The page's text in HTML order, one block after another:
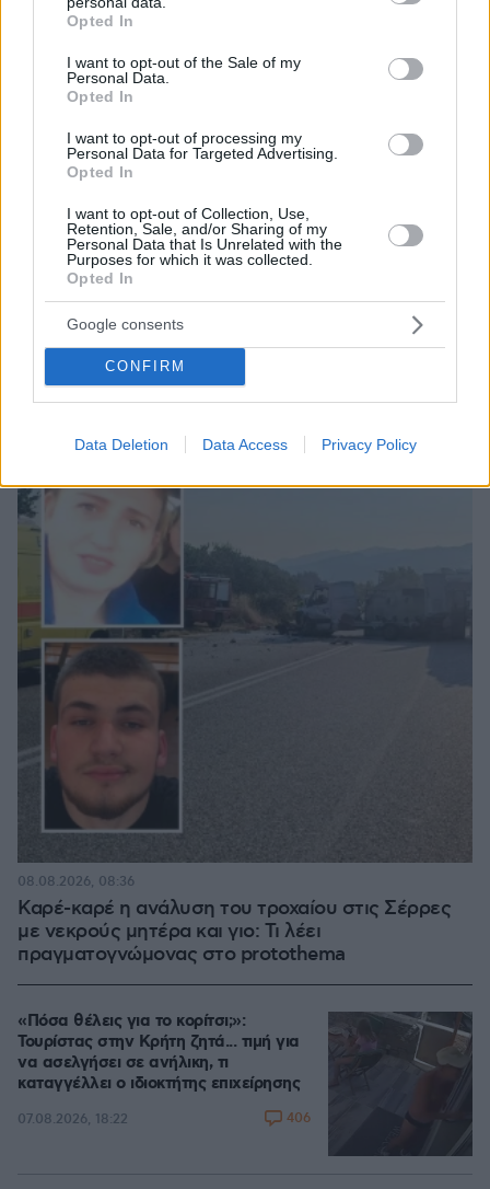
grant or deny consent to Google and its third-party tags to
use your data for below specified purposes in below Google
consent section.
Opted In
I want to opt-out of the Sale of my
Personal Data.
Opted In
I want to opt-out of processing my
Personal Data for Targeted Advertising.
Opted In
I want to opt-out of Collection, Use,
Retention, Sale, and/or Sharing of my
Personal Data that Is Unrelated with the
Purposes for which it was collected.
Opted In
Google consents
CONFIRM
Data Deletion Data Access Privacy Policy
Βίντεο: Μεθυσμένη σκότωσε νύφη λίγες ώρες
μετά τον γάμο της και στο τμήμα ζητούσε
κλαίγοντας τον πατέρα της
πριν μία ώρα
Καρέ-καρέ η ανάλυση του τροχαίου στις Σέρρες
με νεκρούς μητέρα και γιο: Τι λέει
πραγματογνώμονας στο protothema
08.08.2026, 08:36
«Πόσα θέλεις για το κορίτσι;»:
Τουρίστας στην Κρήτη ζητά... τιμή για
να ασελγήσει σε ανήλικη, τι
καταγγέλλει ο ιδιοκτήτης επιχείρησης
07.08.2026, 18:22 406